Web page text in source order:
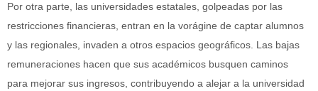
Por otra parte, las universidades estatales, golpeadas por las
restricciones financieras, entran en la vorágine de captar alumnos
y las regionales, invaden a otros espacios geográficos. Las bajas
remuneraciones hacen que sus académicos busquen caminos
para mejorar sus ingresos, contribuyendo a alejar a la universidad